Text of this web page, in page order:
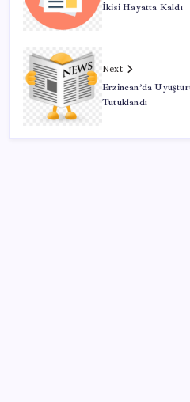
İkisi Hayatta Kaldı
Next
Erzincan’da
Tutuklandı